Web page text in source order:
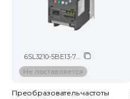
6SL3210-5BE13-7UV0
Не поставляется
Преобразователь частоты